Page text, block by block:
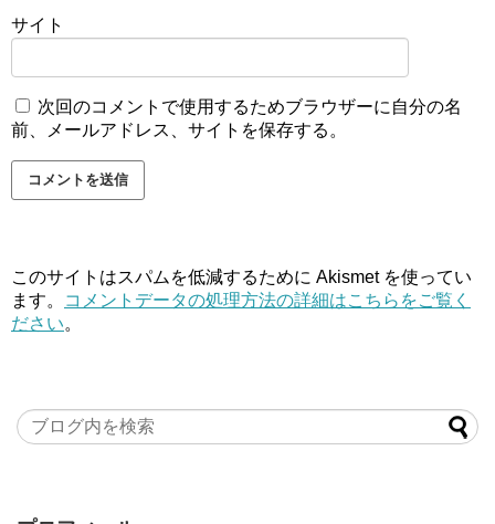
サイト
次回のコメントで使用するためブラウザーに自分の名
前、メールアドレス、サイトを保存する。
このサイトはスパムを低減するために Akismet を使ってい
ます。
コメントデータの処理方法の詳細はこちらをご覧く
ださい。